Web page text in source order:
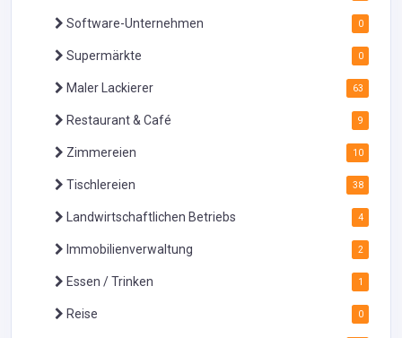
Software-Unternehmen 0
Supermärkte 0
Maler Lackierer 63
Restaurant & Café 9
Zimmereien 10
Tischlereien 38
Landwirtschaftlichen Betriebs 4
Immobilienverwaltung 2
Essen / Trinken 1
Reise 0